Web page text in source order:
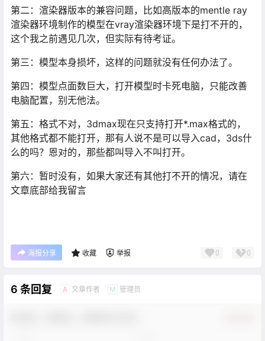
第二：渲染器版本的兼容问题，比如高版本的mentle ray
渲染器环境制作的模型在vray渲染器环境下是打不开的，
这个我之前遇见几次，但实际有待考证。
第三：模型本身损坏，这样的问题就没有任何办法了。
第四：模型点面数巨大，打开模型时卡死电脑，只能改善
电脑配置，别无他法。
第五：格式不对，3dmax现在只支持打开*.max格式的，
其他格式都不能打开，那有人说不是可以导入cad，3ds什
么的吗？恩对的，那些都叫导入不叫打开。
第六：暂时没有，如果大家还有其他打不开的情况，请在
文章底部给我留言
海报分享 收藏 举报 0 0
6 条回复 A 文章作者 M 管理员